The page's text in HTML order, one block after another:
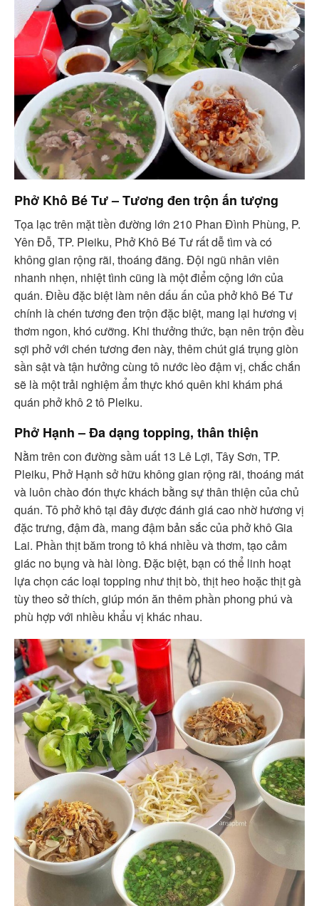
Phở Khô Bé Tư – Tương đen trộn ấn tượng
Tọa lạc trên mặt tiền đường lớn 210 Phan Đình Phùng, P.
Yên Đỗ, TP. Pleiku, Phở Khô Bé Tư rất dễ tìm và có
không gian rộng rãi, thoáng đãng. Đội ngũ nhân viên
nhanh nhẹn, nhiệt tình cũng là một điểm cộng lớn của
quán. Điều đặc biệt làm nên dấu ấn của phở khô Bé Tư
chính là chén tương đen trộn đặc biệt, mang lại hương vị
thơm ngon, khó cưỡng. Khi thưởng thức, bạn nên trộn đều
sợi phở với chén tương đen này, thêm chút giá trụng giòn
sần sật và tận hưởng cùng tô nước lèo đậm vị, chắc chắn
sẽ là một trải nghiệm ẩm thực khó quên khi khám phá
quán phở khô 2 tô Pleiku.
Phở Hạnh – Đa dạng topping, thân thiện
Nằm trên con đường sầm uất 13 Lê Lợi, Tây Sơn, TP.
Pleiku, Phở Hạnh sở hữu không gian rộng rãi, thoáng mát
và luôn chào đón thực khách bằng sự thân thiện của chủ
quán. Tô phở khô tại đây được đánh giá cao nhờ hương vị
đặc trưng, đậm đà, mang đậm bản sắc của phở khô Gia
Lai. Phần thịt băm trong tô khá nhiều và thơm, tạo cảm
giác no bụng và hài lòng. Đặc biệt, bạn có thể linh hoạt
lựa chọn các loại topping như thịt bò, thịt heo hoặc thịt gà
tùy theo sở thích, giúp món ăn thêm phần phong phú và
phù hợp với nhiều khẩu vị khác nhau.